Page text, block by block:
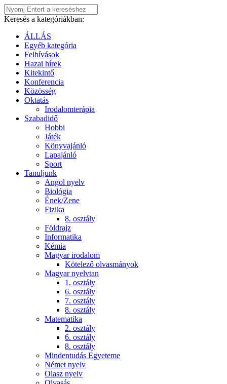
Keresés a kategóriákban:
ÁLLÁS
Egyéb kategória
Felhívások
Hazai hírek
Kitekintő
Konferencia
Közösség
Oktatás
Irodalomterápia
Szabadidő
Hobbi
Játék
Könyvajánló
Lapajánló
Sport
Tanuljunk
Angol nyelv
Biológia
Ének/Zene
Fizika
8. osztály
Földrajz
Informatika
Kémia
Magyar irodalom
Kötelező olvasmányok
Magyar nyelvtan
1. osztály
6. osztály
7. osztály
8. osztály
Matematika
2. osztály
6. osztály
8. osztály
Mindentudás Egyeteme
Német nyelv
Olasz nyelv